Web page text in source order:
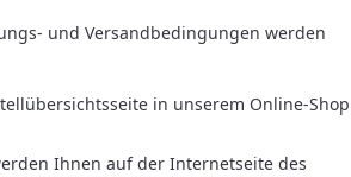
und Versandbedingungen werden
in unserem Online-Shop
Ihnen auf der Internetseite des